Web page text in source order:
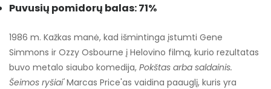
Puvusių pomidorų balas: 71%
1986 m. Kažkas manė, kad išmintinga įstumti Gene
Simmons ir Ozzy Osbourne į Helovino filmą, kurio rezultatas
buvo metalo siaubo komedija, Pokštas arba saldainis.
Šeimos ryšiai'Marcas Price'as vaidina paauglį, kuris yra